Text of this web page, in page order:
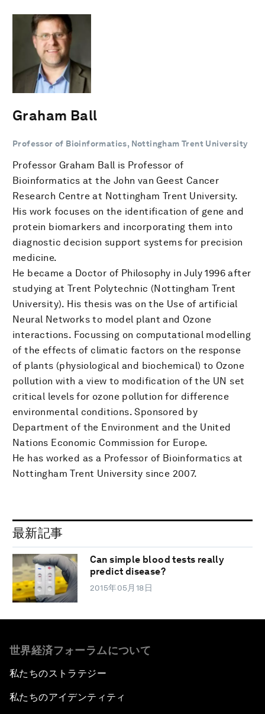
Graham Ball
Professor of Bioinformatics, Nottingham Trent University
Professor Graham Ball is Professor of
Bioinformatics at the John van Geest Cancer
Research Centre at Nottingham Trent University.
His work focuses on the identification of gene and
protein biomarkers and incorporating them into
diagnostic decision support systems for precision
medicine.
He became a Doctor of Philosophy in July 1996 after
studying at Trent Polytechnic (Nottingham Trent
University). His thesis was on the Use of artificial
Neural Networks to model plant and Ozone
interactions. Focussing on computational modelling
of the effects of climatic factors on the response
of plants (physiological and biochemical) to Ozone
pollution with a view to modification of the UN set
critical levels for ozone pollution for difference
environmental conditions. Sponsored by
Department of the Environment and the United
Nations Economic Commission for Europe.
He has worked as a Professor of Bioinformatics at
Nottingham Trent University since 2007.
最新記事
Can simple blood tests really
predict disease?
2015年05月18日
世界経済フォーラムについて
私たちのストラテジー
私たちのアイデンティティ